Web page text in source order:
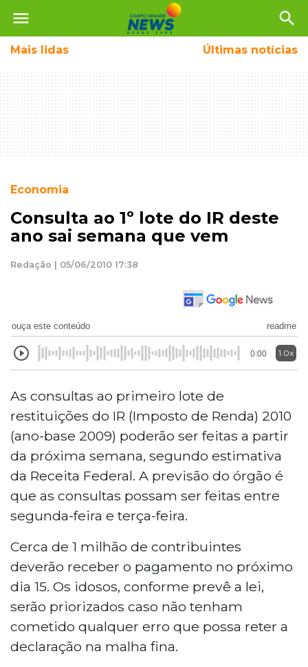
menu search
Mais lidas Últimas notícias
Economia
Consulta ao 1º lote do IR deste
ano sai semana que vem
Redação | 05/06/2010 17:38
ouça este conteúdo readme
0:00 1.0x
As consultas ao primeiro lote de
restituições do IR (Imposto de Renda) 2010
(ano-base 2009) poderão ser feitas a partir
da próxima semana, segundo estimativa
da Receita Federal. A previsão do órgão é
que as consultas possam ser feitas entre
segunda-feira e terça-feira.
Cerca de 1 milhão de contribuintes
deverão receber o pagamento no próximo
dia 15. Os idosos, conforme prevê a lei,
serão priorizados caso não tenham
cometido qualquer erro que possa reter a
declaração na malha fina.